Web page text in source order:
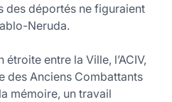
des déportés ne figuraient
Neruda.
entre la Ville, l’ACIV,
des Anciens Combattants
mémoire, un travail